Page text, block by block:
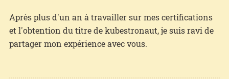
Après plus d'un an à travailler sur mes certifications
et l'obtention du titre de kubestronaut, je suis ravi de
partager mon expérience avec vous.